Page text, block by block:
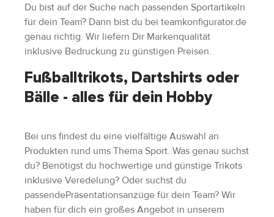
Du bist auf der Suche nach passenden Sportartikeln
für dein Team? Dann bist du bei teamkonfigurator.de
genau richtig. Wir liefern Dir Markenqualität
inklusive Bedruckung zu günstigen Preisen.
Fußballtrikots, Dartshirts oder
Bälle - alles für dein Hobby
Bei uns findest du eine vielfältige Auswahl an
Produkten rund ums Thema Sport. Was genau suchst
du? Benötigst du hochwertige und günstige Trikots
inklusive Veredelung? Oder suchst du
passendePräsentationsanzüge für dein Team? Wir
haben für dich ein großes Angebot in unserem